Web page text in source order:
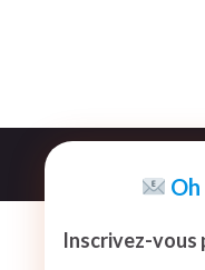
Inscrivez-vous